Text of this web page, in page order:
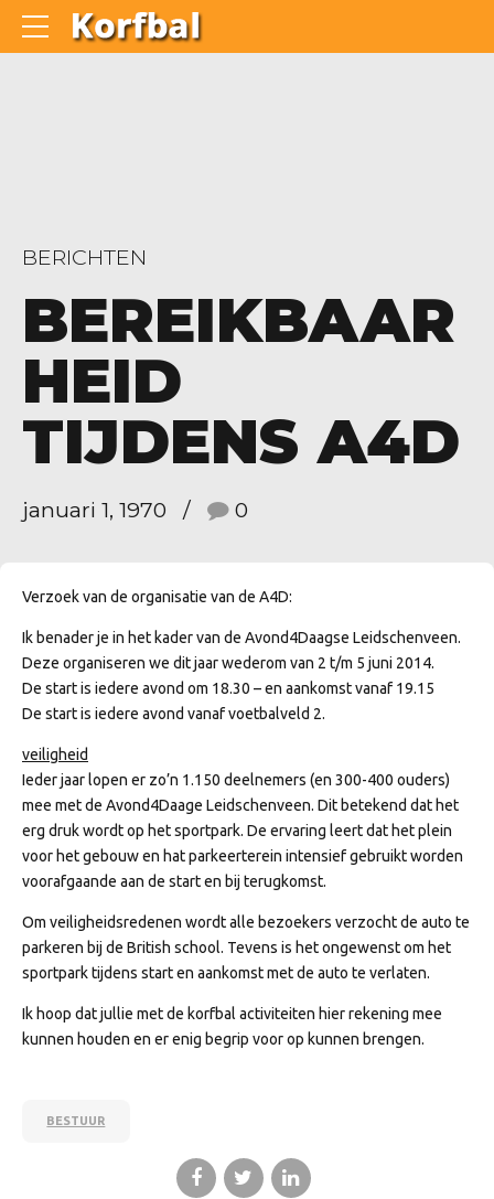
BERICHTEN
BEREIKBAAR
HEID
TIJDENS A4D
januari 1, 1970 0
Verzoek van de organisatie van de A4D:
Ik benader je in het kader van de Avond4Daagse Leidschenveen.
Deze organiseren we dit jaar wederom van 2 t/m 5 juni 2014.
De start is iedere avond om 18.30 – en aankomst vanaf 19.15
De start is iedere avond vanaf voetbalveld 2.
veiligheid
Ieder jaar lopen er zo’n 1.150 deelnemers (en 300-400 ouders)
mee met de Avond4Daage Leidschenveen. Dit betekend dat het
erg druk wordt op het sportpark. De ervaring leert dat het plein
voor het gebouw en hat parkeerterein intensief gebruikt worden
voorafgaande aan de start en bij terugkomst.
Om veiligheidsredenen wordt alle bezoekers verzocht de auto te
parkeren bij de British school. Tevens is het ongewenst om het
sportpark tijdens start en aankomst met de auto te verlaten.
Ik hoop dat jullie met de korfbal activiteiten hier rekening mee
kunnen houden en er enig begrip voor op kunnen brengen.
BESTUUR